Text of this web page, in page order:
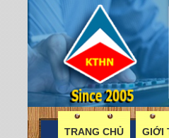
TRANG CHỦ GIỚI